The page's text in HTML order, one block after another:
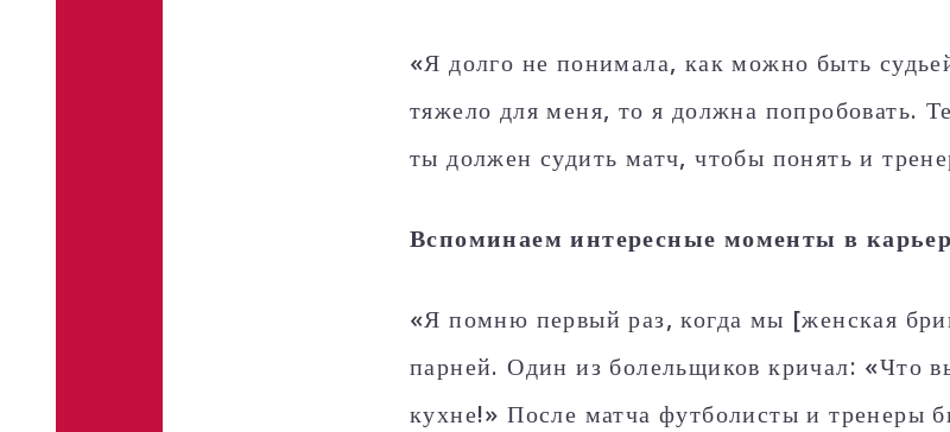
«Я долго не понимала, как можно быть
тяжело для меня, то я должна попробовать.
ты должен судить матч, чтобы понять и
Вспоминаем интересные моменты в
«Я помню первый раз, когда мы [женская
парней. Один из болельщиков кричал: «Что
кухне!» После матча футболисты и тренеры